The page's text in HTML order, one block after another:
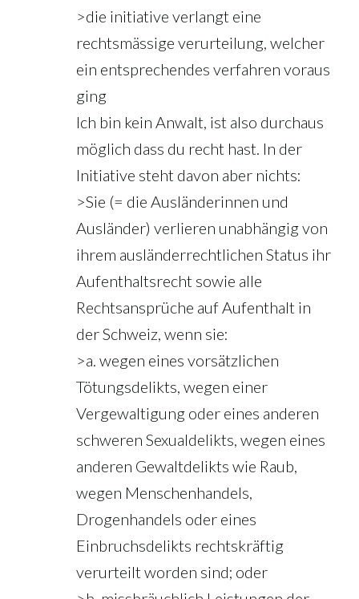
>die initiative verlangt eine
rechtsmässige verurteilung, welcher
ein entsprechendes verfahren voraus
ging
Ich bin kein Anwalt, ist also durchaus
möglich dass du recht hast. In der
Initiative steht davon aber nichts:
>Sie (= die Ausländerinnen und
Ausländer) verlieren unabhängig von
ihrem ausländerrechtlichen Status ihr
Aufenthaltsrecht sowie alle
Rechtsansprüche auf Aufenthalt in
der Schweiz, wenn sie:
>a. wegen eines vorsätzlichen
Tötungsdelikts, wegen einer
Vergewaltigung oder eines anderen
schweren Sexualdelikts, wegen eines
anderen Gewaltdelikts wie Raub,
wegen Menschenhandels,
Drogenhandels oder eines
Einbruchsdelikts rechtskräftig
verurteilt worden sind; oder